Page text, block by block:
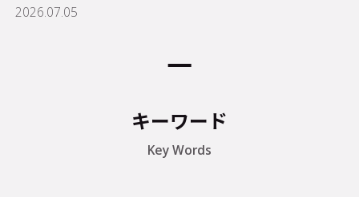
2026.07.05
キーワード
Key Words